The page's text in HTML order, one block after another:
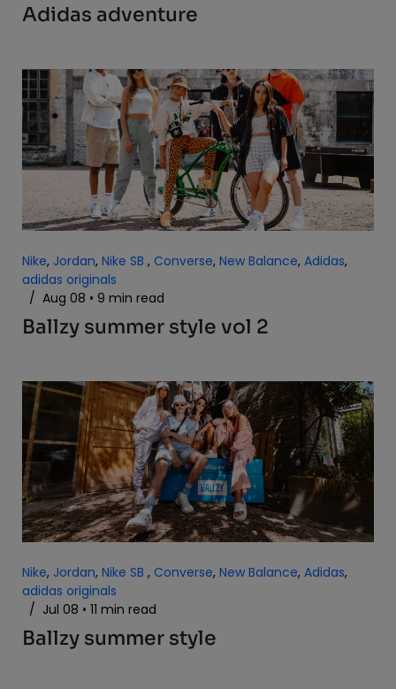
Adidas adventure
Nike, Jordan, Nike SB , Converse, New Balance, Adidas,
adidas originals
/ Aug 08 9 min read
Ballzy summer style vol 2
Nike, Jordan, Nike SB , Converse, New Balance, Adidas,
adidas originals
/ Jul 08 11 min read
Ballzy summer style